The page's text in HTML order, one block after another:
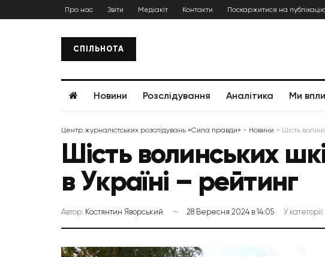
Про нас Звіти Медіакіт Контакти Поскаржитися на
СПІЛЬНОТА
Новини Розслідування Аналітика Ми
Центр журналістських розслідувань «Сила правди» > Новини > Шість
Шість волинських
в Україні – рейтинг
Автор: Костянтин Яворський 28 Вересня 2024 в 14:05 У категорії: